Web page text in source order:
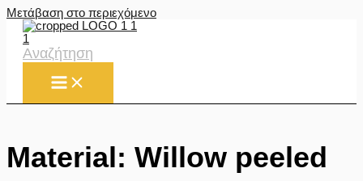
Μετάβαση στο περιεχόμενο
Αναζήτηση
Material: Willow peeled